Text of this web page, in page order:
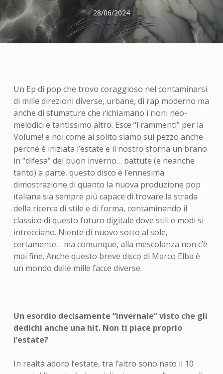
28/06/2024
Un Ep di pop che trovo coraggioso nel contaminarsi
di mille direzioni diverse, urbane, di rap moderno ma
anche di sfumature che richiamano i rioni neo-
melodici e tantissimo altro. Esce “Frammenti” per la
Volume! e noi come al solito siamo sul pezzo anche
perché è iniziata l’estate e il nostro sforna un brano
in “difesa” del buon inverno… battute (e neanche
tanto) a parte, questo disco è l’ennesima
dimostrazione di quanto la nuova produzione pop
italiana sia sempre più capace di trovare la strada
della ricerca di stile e di forma, contaminando il
classico di questo futuro digitale dove stili e modi si
intrecciano. Niente di nuovo sotto al sole,
certamente… ma comunque, alla mescolanza non c’è
mai fine. Anche questo breve disco di Marco Elba è
un mondo dalle mille facce diverse.
Un esordio decisamente “invernale” visto che gli
dedichi anche una hit. Non ti piace proprio
l’estate?
In realtà adoro l’estate, tra l’altro sono nato il 10